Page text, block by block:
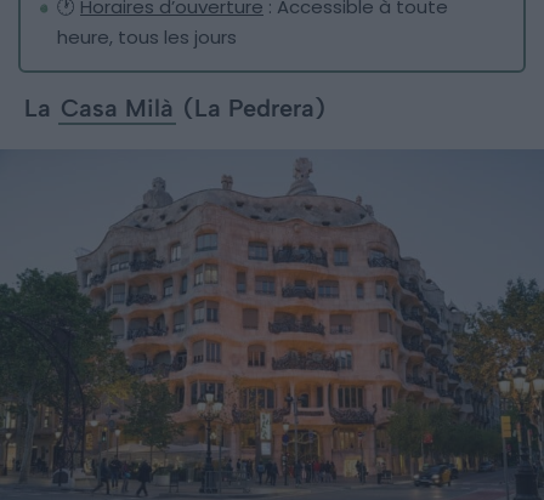
🕐 Horaires d’ouverture : Accessible à toute
heure, tous les jours
La Casa Milà (La Pedrera)